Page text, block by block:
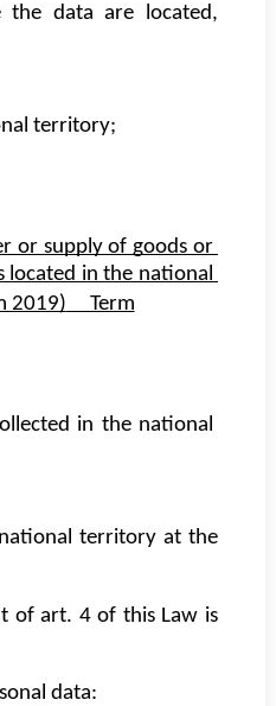
the data are located,
territory;
or supply of goods or
located in the national
2019) Term
in the national
territory at the
of art. 4 of this Law is
data: